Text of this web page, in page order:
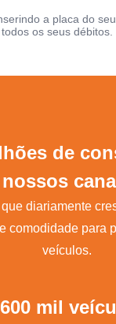
a placa do
os seus débitos.
de
nossos
diariamente
comodidade para
veículos.
mil